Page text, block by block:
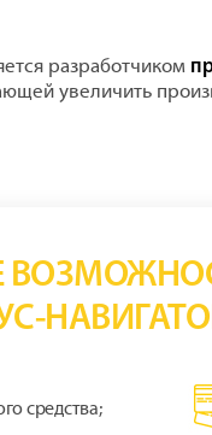
разработчиком
увеличить
средства;